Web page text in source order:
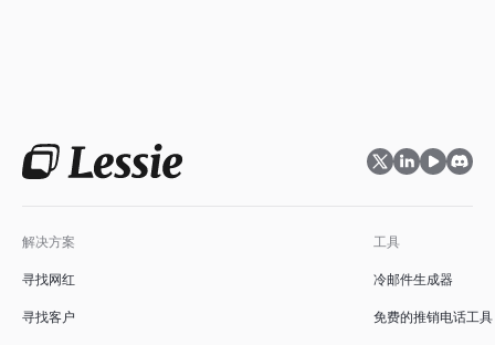
解决方案
寻找网红
寻找客户
工具
冷邮件生成器
免费的推销电话工具